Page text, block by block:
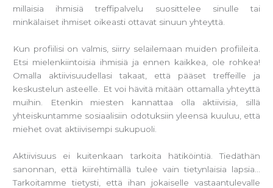
millaisia ihmisiä treffipalvelu suosittelee sinulle tai
minkälaiset ihmiset oikeasti ottavat sinuun yhteyttä.
Kun profiilisi on valmis, siirry selailemaan muiden profiileita.
Etsi mielenkiintoisia ihmisiä ja ennen kaikkea, ole rohkea!
Omalla aktiivisuudellasi takaat, että pääset treffeille ja
keskustelun asteelle. Et voi hävitä mitään ottamalla yhteyttä
muihin. Etenkin miesten kannattaa olla aktiivisia, sillä
yhteiskuntamme sosiaalisiin odotuksiin yleensä kuuluu, että
miehet ovat aktiivisempi sukupuoli.
Aktiivisuus ei kuitenkaan tarkoita hätiköintiä. Tiedäthän
sanonnan, että kiirehtimällä tulee vain tietynlaisia lapsia…
Tarkoitamme tietysti, että ihan jokaiselle vastaantulevalle